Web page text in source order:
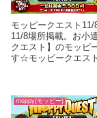
モッピークエスト
11/8場所掲載。お小
クエスト】のモッピ
す☆モッピークエス
moppy(モッピー)